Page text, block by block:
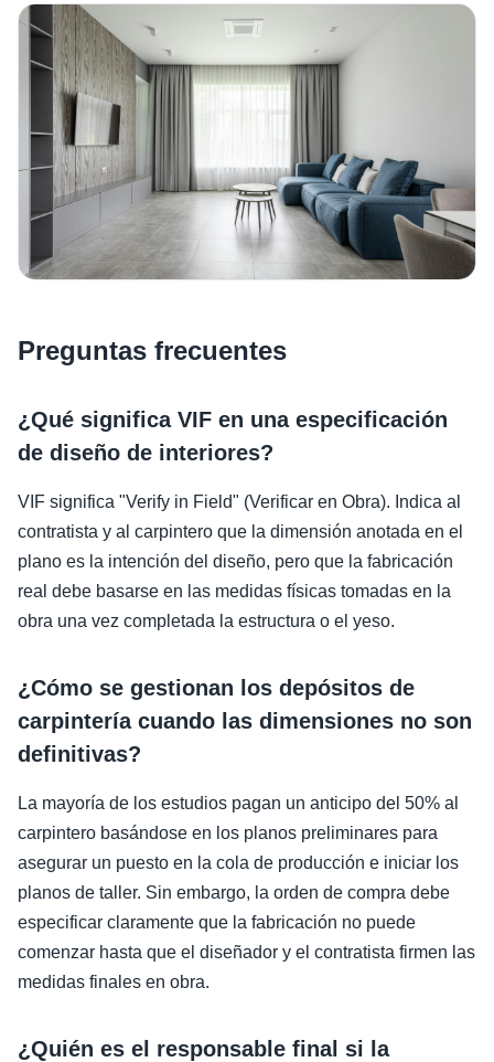
Preguntas frecuentes
¿Qué significa VIF en una especificación
de diseño de interiores?
VIF significa "Verify in Field" (Verificar en Obra). Indica al
contratista y al carpintero que la dimensión anotada en el
plano es la intención del diseño, pero que la fabricación
real debe basarse en las medidas físicas tomadas en la
obra una vez completada la estructura o el yeso.
¿Cómo se gestionan los depósitos de
carpintería cuando las dimensiones no son
definitivas?
La mayoría de los estudios pagan un anticipo del 50% al
carpintero basándose en los planos preliminares para
asegurar un puesto en la cola de producción e iniciar los
planos de taller. Sin embargo, la orden de compra debe
especificar claramente que la fabricación no puede
comenzar hasta que el diseñador y el contratista firmen las
medidas finales en obra.
¿Quién es el responsable final si la